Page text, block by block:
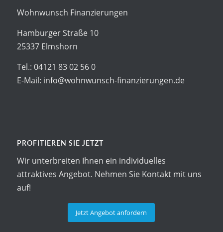
Wohnwunsch Finanzierungen
Hamburger Straße 10
25337 Elmshorn
Tel.: 04121 83 02 56 0
E-Mail: info@wohnwunsch-finanzierungen.de
PROFITIEREN SIE JETZT
Wir unterbreiten Ihnen ein individuelles
attraktives Angebot. Nehmen Sie Kontakt mit uns
auf!
Jetzt Angebot anfordern